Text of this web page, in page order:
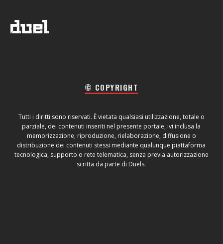
© COPYRIGHT
Tutti i diritti sono riservati. È vietata qualsiasi utilizzazione, totale o
parziale, dei contenuti inseriti nel presente portale, ivi inclusa la
memorizzazione, riproduzione, rielaborazione, diffusione o
distribuzione dei contenuti stessi mediante qualunque piattaforma
tecnologica, supporto o rete telematica, senza previa autorizzazione
scritta da parte di Duels.